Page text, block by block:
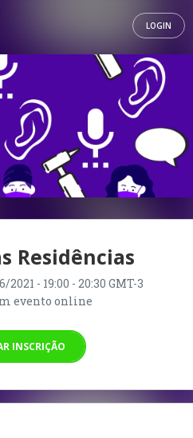
LOGIN
Residências
2021 - 19:00 - 20:30 GMT-3
evento online
INSCRIÇÃO